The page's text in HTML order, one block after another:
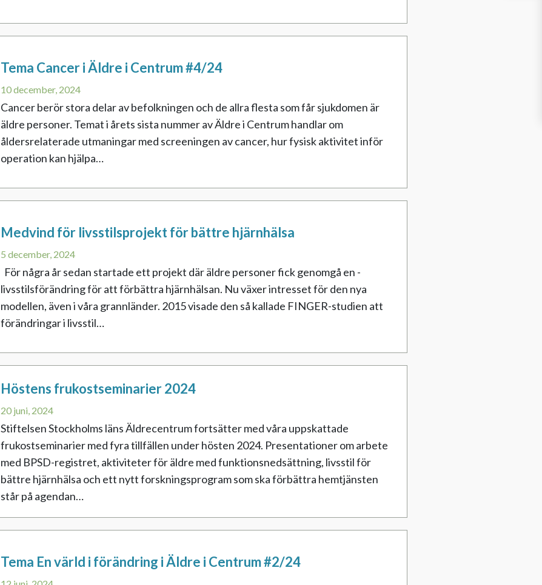
Tema Cancer i Äldre i Centrum #4/24
10 december, 2024
Cancer berör stora delar av befolkningen och de allra flesta som får sjukdomen är
äldre personer. Temat i årets sista nummer av Äldre i Centrum handlar om
åldersrelaterade utmaningar med screeningen av cancer, hur fysisk aktivitet inför
operation kan hjälpa…
Medvind för livsstilsprojekt för bättre hjärnhälsa
5 december, 2024
För några år sedan startade ett projekt där äldre personer fick genomgå en ­
livsstilsförändring för att förbättra hjärnhälsan. Nu växer intresset för den nya
modellen, även i våra grannländer. 2015 visade den så kallade FINGER-studien att
förändringar i livsstil…
Höstens frukostseminarier 2024
20 juni, 2024
Stiftelsen Stockholms läns Äldrecentrum fortsätter med våra uppskattade
frukostseminarier med fyra tillfällen under hösten 2024. Presentationer om arbete
med BPSD-registret, aktiviteter för äldre med funktionsnedsättning, livsstil för
bättre hjärnhälsa och ett nytt forskningsprogram som ska förbättra hemtjänsten
står på agendan…
Tema En värld i förändring i Äldre i Centrum #2/24